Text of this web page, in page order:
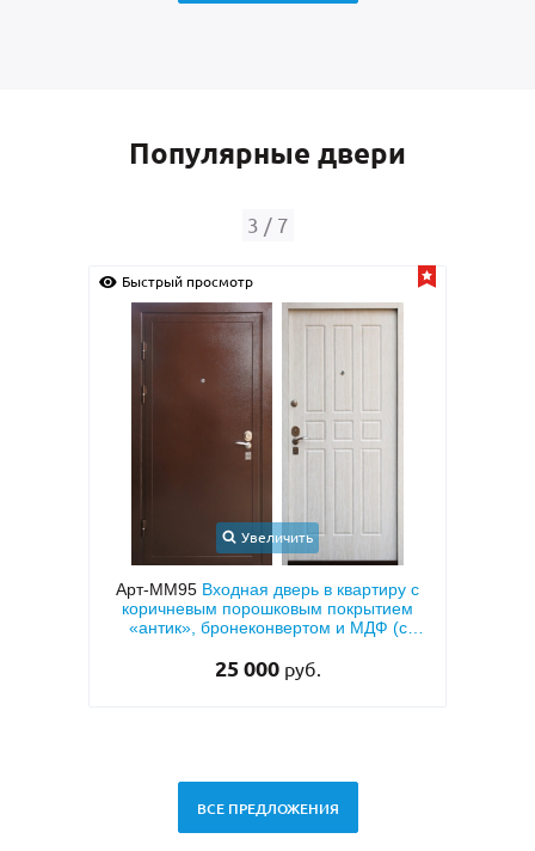
Популярные двери
3 / 7
Быстрый просмотр
Увеличить
Арт-ММ95 Входная дверь в квартиру с
коричневым порошковым покрытием
«антик», бронеконвертом и МДФ (с
25 000 руб.
ВСЕ ПРЕДЛОЖЕНИЯ